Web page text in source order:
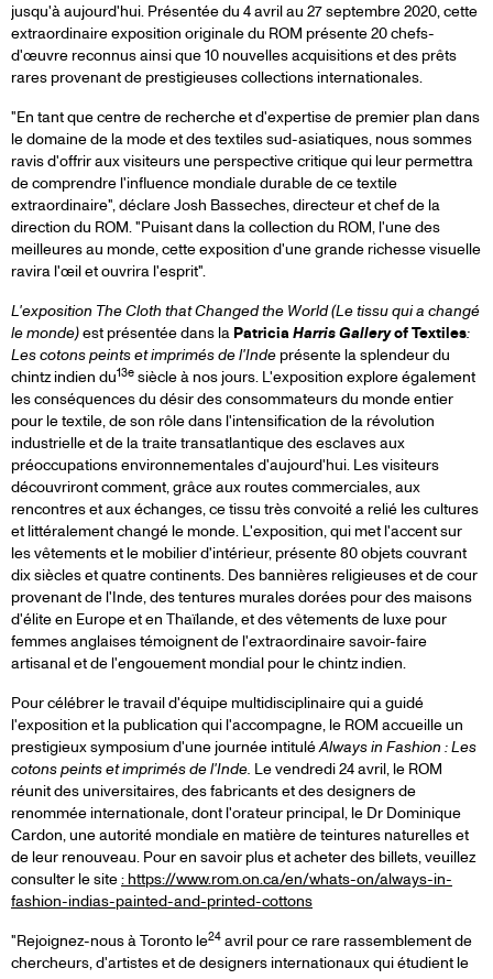
jusqu'à aujourd'hui. Présentée du 4 avril au 27 septembre 2020, cette
extraordinaire exposition originale du ROM présente 20 chefs-
d'œuvre reconnus ainsi que 10 nouvelles acquisitions et des prêts
rares provenant de prestigieuses collections internationales.
"En tant que centre de recherche et d'expertise de premier plan dans
le domaine de la mode et des textiles sud-asiatiques, nous sommes
ravis d'offrir aux visiteurs une perspective critique qui leur permettra
de comprendre l'influence mondiale durable de ce textile
extraordinaire", déclare Josh Basseches, directeur et chef de la
direction du ROM. "Puisant dans la collection du ROM, l'une des
meilleures au monde, cette exposition d'une grande richesse visuelle
ravira l'œil et ouvrira l'esprit".
L'exposition The Cloth that Changed the World (Le tissu qui a changé
le monde)est présentée dans la PatriciaHarris Galleryof Textiles:
Les cotons peints et imprimés de l'Inde présente la splendeur du
chintz indien du13e siècle à nos jours. L'exposition explore également
les conséquences du désir des consommateurs du monde entier
pour le textile, de son rôle dans l'intensification de la révolution
industrielle et de la traite transatlantique des esclaves aux
préoccupations environnementales d'aujourd'hui. Les visiteurs
découvriront comment, grâce aux routes commerciales, aux
rencontres et aux échanges, ce tissu très convoité a relié les cultures
et littéralement changé le monde. L'exposition, qui met l'accent sur
les vêtements et le mobilier d'intérieur, présente 80 objets couvrant
dix siècles et quatre continents. Des bannières religieuses et de cour
provenant de l'Inde, des tentures murales dorées pour des maisons
d'élite en Europe et en Thaïlande, et des vêtements de luxe pour
femmes anglaises témoignent de l'extraordinaire savoir-faire
artisanal et de l'engouement mondial pour le chintz indien.
Pour célébrer le travail d'équipe multidisciplinaire qui a guidé
l'exposition et la publication qui l'accompagne, le ROM accueille un
prestigieux symposium d'une journée intituléAlways in Fashion : Les
cotons peints et imprimés de l'Inde. Le vendredi 24 avril, le ROM
réunit des universitaires, des fabricants et des designers de
renommée internationale, dont l'orateur principal, le Dr Dominique
Cardon, une autorité mondiale en matière de teintures naturelles et
de leur renouveau. Pour en savoir plus et acheter des billets, veuillez
consulter le site: https://www.rom.on.ca/en/whats-on/always-in-
fashion-indias-painted-and-printed-cottons
"Rejoignez-nous à Toronto le24 avril pour ce rare rassemblement de
chercheurs, d'artistes et de designers internationaux qui étudient le